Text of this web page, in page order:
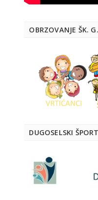
OBRZOVANJE ŠK.
DUGOSELSKI ŠPORT